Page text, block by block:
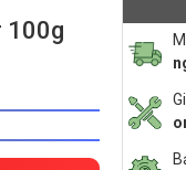
100g